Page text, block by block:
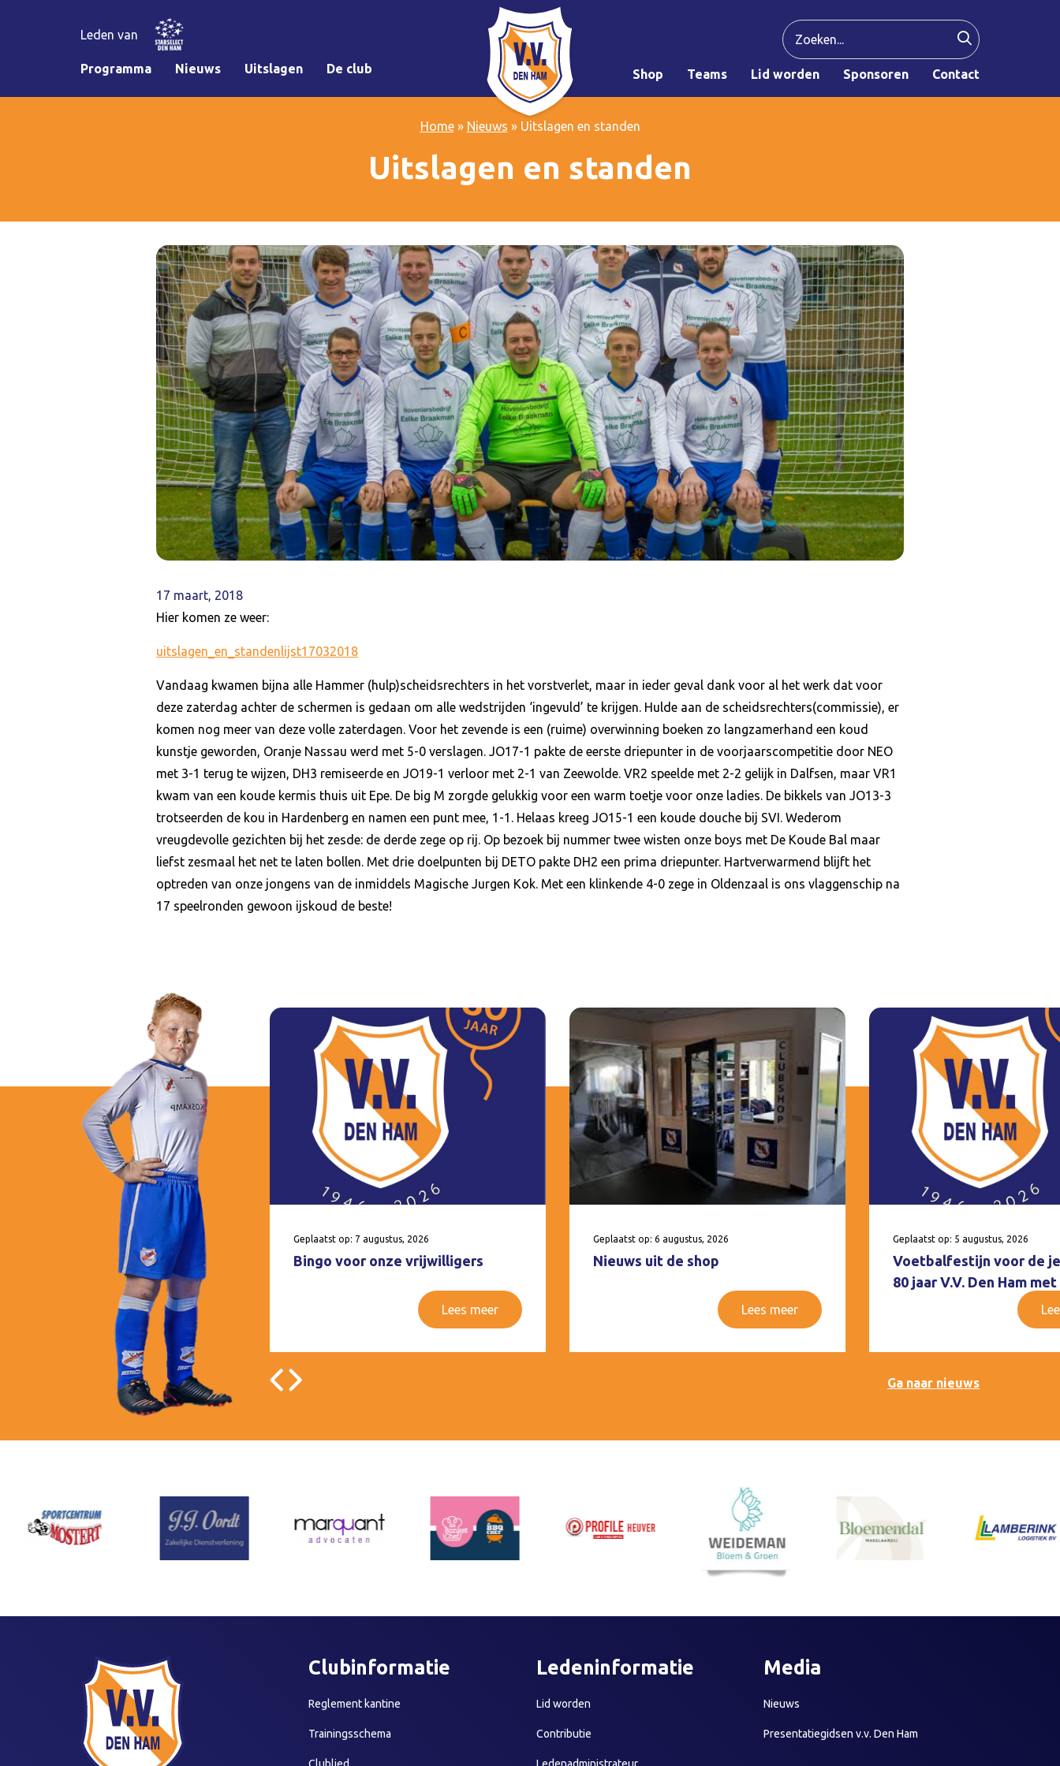
Leden van
Programma Nieuws Uitslagen De club Shop Teams Lid worden Sponsoren Contact
Home» Nieuws » Uitslagen en standen
Uitslagen en standen
17 maart, 2018
Hier komen ze weer:
uitslagen_en_standenlijst17032018
Vandaag kwamen bijna alle Hammer (hulp)scheidsrechters in het vorstverlet, maar in ieder geval dank voor al het werk dat voor
deze zaterdag achter de schermen is gedaan om alle wedstrijden ‘ingevuld’ te krijgen. Hulde aan de scheidsrechters(commissie), er
komen nog meer van deze volle zaterdagen. Voor het zevende is een (ruime) overwinning boeken zo langzamerhand een koud
kunstje geworden, Oranje Nassau werd met 5-0 verslagen. JO17-1 pakte de eerste driepunter in de voorjaarscompetitie door NEO
met 3-1 terug te wijzen, DH3 remiseerde en JO19-1 verloor met 2-1 van Zeewolde. VR2 speelde met 2-2 gelijk in Dalfsen, maar VR1
kwam van een koude kermis thuis uit Epe. De big M zorgde gelukkig voor een warm toetje voor onze ladies. De bikkels van JO13-3
trotseerden de kou in Hardenberg en namen een punt mee, 1-1. Helaas kreeg JO15-1 een koude douche bij SVI. Wederom
vreugdevolle gezichten bij het zesde: de derde zege op rij. Op bezoek bij nummer twee wisten onze boys met De Koude Bal maar
liefst zesmaal het net te laten bollen. Met drie doelpunten bij DETO pakte DH2 een prima driepunter. Hartverwarmend blijft het
optreden van onze jongens van de inmiddels Magische Jurgen Kok. Met een klinkende 4-0 zege in Oldenzaal is ons vlaggenschip na
17 speelronden gewoon ijskoud de beste!
Geplaatst op: 7 augustus, 2026
Bingo voor onze vrijwilligers
Lees meer
Geplaatst op: 6 augustus, 2026
Nieuws uit de shop
Lees meer
Geplaatst op: 5 augustus, 2026
Voetbalfestijn voor de
80 jaar V.V. Den Ham
Ga naar nieuws
Clubinformatie
Reglement kantine
Trainingsschema
Ledeninformatie
Lid worden
Contributie
Media
Nieuws
Presentatiegidsen v.v. Den Ham